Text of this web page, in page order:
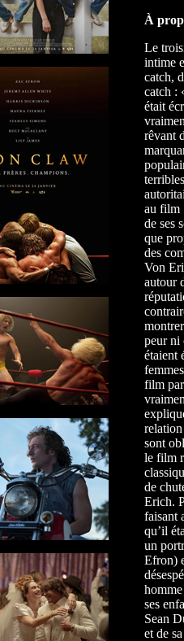
À
Le
intime
catch,
catch :
était
rêvant
au film
de ses
que
des
Von
autour
peur ni
étaient
film
sont
le film
de
Erich.
faisant
qu’il
un
Efron)
ses
Sean
et de